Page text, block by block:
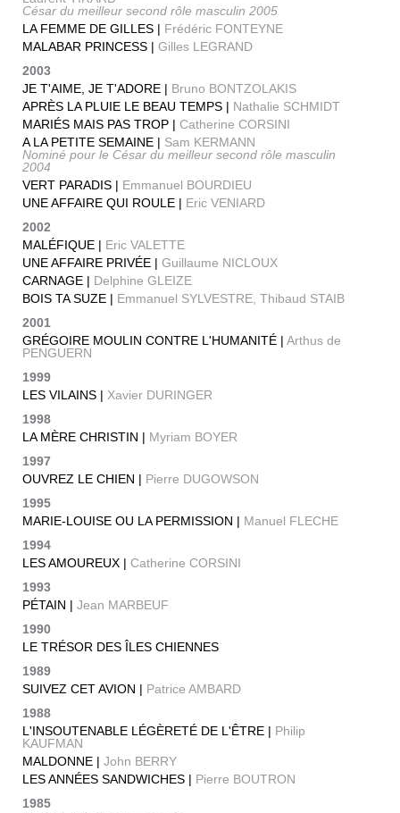
César du meilleur second rôle masculin 2005
LA FEMME DE GILLES | Frédéric FONTEYNE
MALABAR PRINCESS | Gilles LEGRAND
2003
JE T'AIME, JE T'ADORE | Bruno BONTZOLAKIS
APRÈS LA PLUIE LE BEAU TEMPS | Nathalie SCHMIDT
MARIÉS MAIS PAS TROP | Catherine CORSINI
A LA PETITE SEMAINE | Sam KERMANN
Nominé pour le César du meilleur second rôle masculin
2004
VERT PARADIS | Emmanuel BOURDIEU
UNE AFFAIRE QUI ROULE | Eric VENIARD
2002
MALÉFIQUE | Eric VALETTE
UNE AFFAIRE PRIVÉE | Guillaume NICLOUX
CARNAGE | Delphine GLEIZE
BOIS TA SUZE | Emmanuel SYLVESTRE, Thibaud STAIB
2001
GRÉGOIRE MOULIN CONTRE L'HUMANITÉ | Arthus de
PENGUERN
1999
LES VILAINS | Xavier DURINGER
1998
LA MÈRE CHRISTIN | Myriam BOYER
1997
OUVREZ LE CHIEN | Pierre DUGOWSON
1995
MARIE-LOUISE OU LA PERMISSION | Manuel FLECHE
1994
LES AMOUREUX | Catherine CORSINI
1993
PÉTAIN | Jean MARBEUF
1990
LE TRÉSOR DES ÎLES CHIENNES
1989
SUIVEZ CET AVION | Patrice AMBARD
1988
L'INSOUTENABLE LÉGÈRETÉ DE L'ÊTRE | Philip
KAUFMAN
MALDONNE | John BERRY
LES ANNÉES SANDWICHES | Pierre BOUTRON
1985